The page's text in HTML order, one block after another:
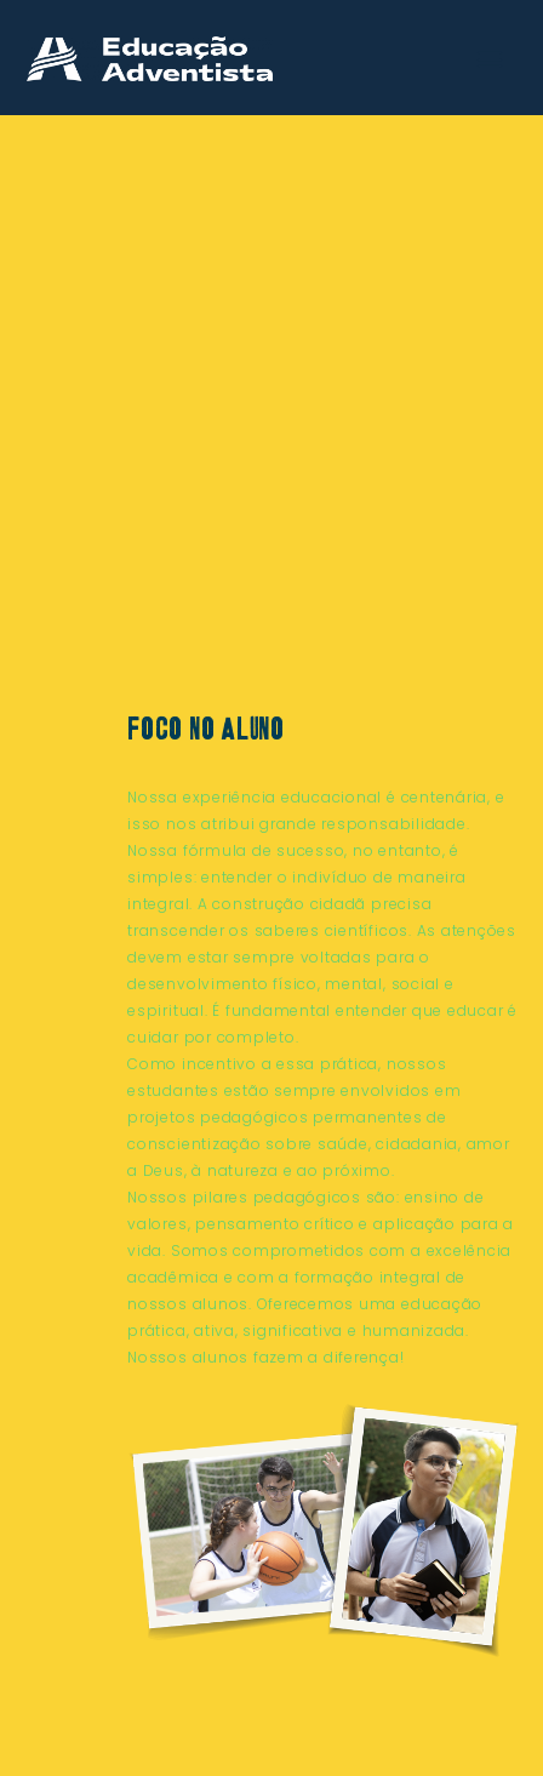
foco no aluno
Nossa experiência educacional é centenária, e
isso nos atribui grande responsabilidade.
Nossa fórmula de sucesso, no entanto, é
simples: entender o indivíduo de maneira
integral. A construção cidadã precisa
transcender os saberes científicos. As atenções
devem estar sempre voltadas para o
desenvolvimento físico, mental, social e
espiritual. É fundamental entender que educar é
cuidar por completo.
Como incentivo a essa prática, nossos
estudantes estão sempre envolvidos em
projetos pedagógicos permanentes de
conscientização sobre saúde, cidadania, amor
a Deus, à natureza e ao próximo.
Nossos pilares pedagógicos são: ensino de
valores, pensamento crítico e aplicação para a
vida. Somos comprometidos com a excelência
acadêmica e com a formação integral de
nossos alunos. Oferecemos uma educação
prática, ativa, significativa e humanizada.
Nossos alunos fazem a diferença!